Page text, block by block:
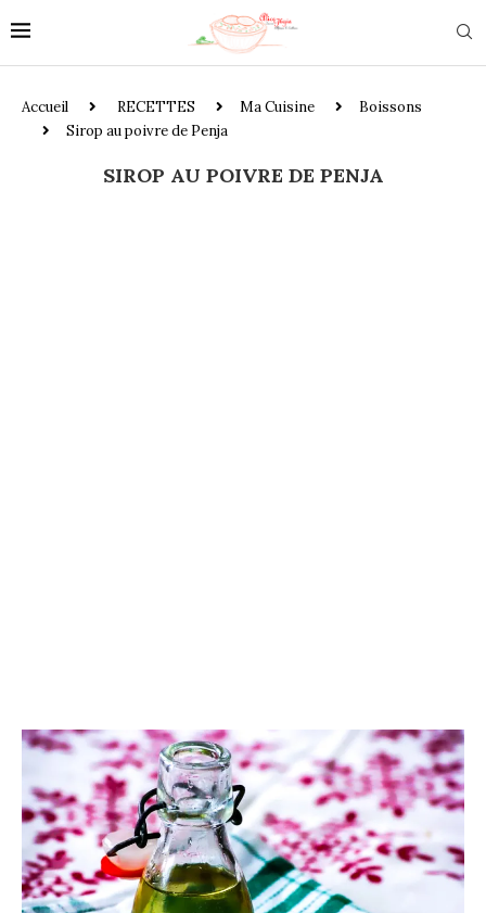
Accueil RECETTES Ma Cuisine
Boissons
Sirop au poivre de Penja
SIROP AU POIVRE DE PENJA